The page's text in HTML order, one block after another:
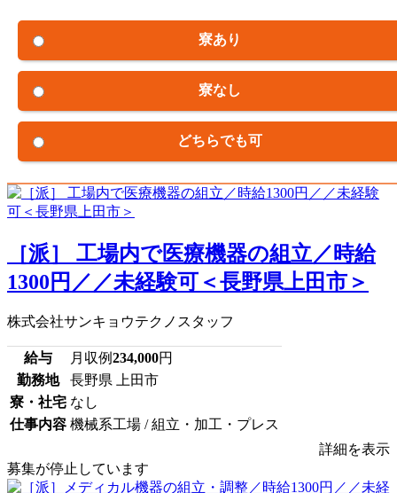
寮あり
寮なし
どちらでも可
［派］ 工場内で医療機器の組立／時給
1300円／／未経験可＜長野県上田市＞
株式会社サンキョウテクノスタッフ
給与 月収例234,000円
勤務地
長野県 上田市
寮・社宅 なし
仕事内容 機械系工場 / 組立・加工・プレス
詳細を表示
募集が停止しています